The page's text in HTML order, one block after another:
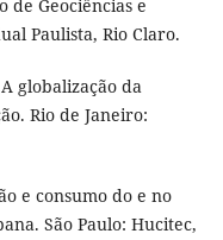
de Geociências e
Paulista, Rio Claro.
A globalização da
Rio de Janeiro:
e consumo do e no
São Paulo: Hucitec,